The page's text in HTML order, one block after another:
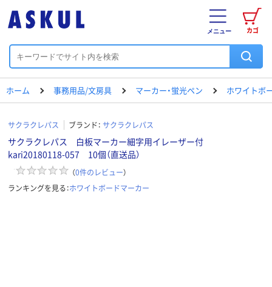
カゴ
メニュー
ホーム 事務用品/文房具 マーカー・蛍光ペン ホワイトボ
サクラクレパス ブランド： サクラクレパス
サクラクレパス 白板マーカー細字用イレーザー付
kari20180118-057 10個（直送品）
（0件のレビュー）
ランキングを見る：ホワイトボードマーカー